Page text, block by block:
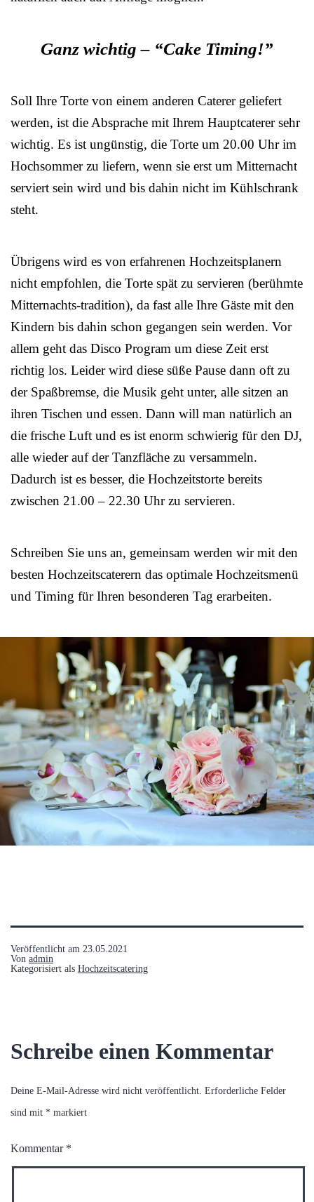
Ganz wichtig – “Cake Timing!”
Soll Ihre Torte von einem anderen Caterer geliefert
werden, ist die Absprache mit Ihrem Hauptcaterer sehr
wichtig. Es ist ungünstig, die Torte um 20.00 Uhr im
Hochsommer zu liefern, wenn sie erst um Mitternacht
serviert sein wird und bis dahin nicht im Kühlschrank
steht.
Übrigens wird es von erfahrenen Hochzeitsplanern
nicht empfohlen, die Torte spät zu servieren (berühmte
Mitternachts-tradition), da fast alle Ihre Gäste mit den
Kindern bis dahin schon gegangen sein werden. Vor
allem geht das Disco Program um diese Zeit erst
richtig los. Leider wird diese süße Pause dann oft zu
der Spaßbremse, die Musik geht unter, alle sitzen an
ihren Tischen und essen. Dann will man natürlich an
die frische Luft und es ist enorm schwierig für den DJ,
alle wieder auf der Tanzfläche zu versammeln.
Dadurch ist es besser, die Hochzeitstorte bereits
zwischen 21.00 – 22.30 Uhr zu servieren.
Schreiben Sie uns an, gemeinsam werden wir mit den
besten Hochzeitscaterern das optimale Hochzeitsmenü
und Timing für Ihren besonderen Tag erarbeiten.
Veröffentlicht am 23.05.2021
Von admin
Kategorisiert als Hochzeitscatering
Schreibe einen Kommentar
Deine E-Mail-Adresse wird nicht veröffentlicht. Erforderliche Felder
sind mit * markiert
Kommentar *